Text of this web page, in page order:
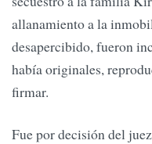
allanamiento a la
desapercibido, fueron
había originales,
firmar.
Fue por decisión del